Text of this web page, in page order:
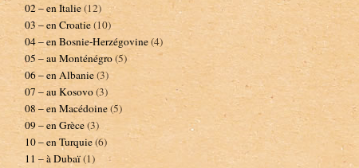
02 – en Italie(12)
03 – en Croatie(10)
04 – en Bosnie-Herzégovine(4)
05 – au Monténégro(5)
06 – en Albanie(3)
07 – au Kosovo(3)
08 – en Macédoine(5)
09 – en Grèce(3)
10 – en Turquie(6)
11 – à Dubaï(1)